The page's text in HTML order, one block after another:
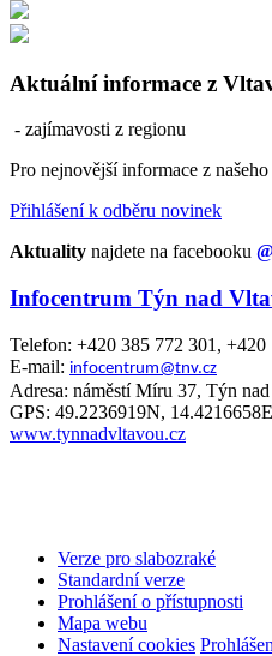
Aktuální informace z
- zajímavosti z regionu
Pro nejnovější informace z
Přihlášení k odběru novinek
Aktuality najdete na facebooku
Infocentrum Týn nad
Telefon: +420 385 772 301, +420
E-mail: infocentrum@tnv.cz
Adresa: náměstí Míru 37, Týn
GPS: 49.2236919N, 14.4216658E
www.tynnadvltavou.cz
Verze pro slabozraké
Standardní verze
Prohlášení o přístupnosti
Mapa webu
Nastavení cookies